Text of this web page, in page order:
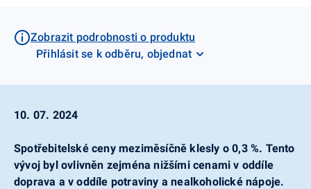
Zobrazit podrobnosti o produktu
Přihlásit se k odběru, objednat
10. 07. 2024
Spotřebitelské ceny meziměsíčně klesly o 0,3 %. Tento
vývoj byl ovlivněn zejména nižšími cenami v oddíle
doprava a v oddíle potraviny a nealkoholické nápoje.